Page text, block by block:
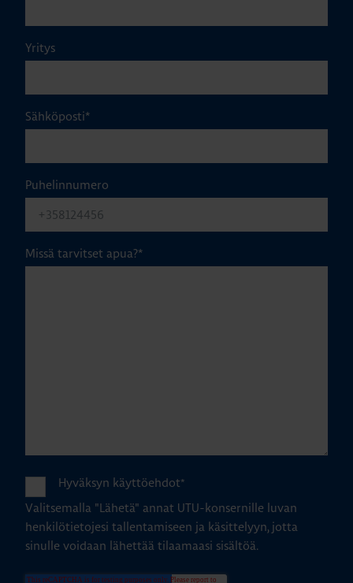
Yritys
Sähköposti*
Puhelinnumero
Missä tarvitset apua?*
Hyväksyn käyttöehdot*
Valitsemalla "Lähetä" annat UTU-konsernille luvan
henkilötietojesi tallentamiseen ja käsittelyyn, jotta
sinulle voidaan lähettää tilaamaasi sisältöä.